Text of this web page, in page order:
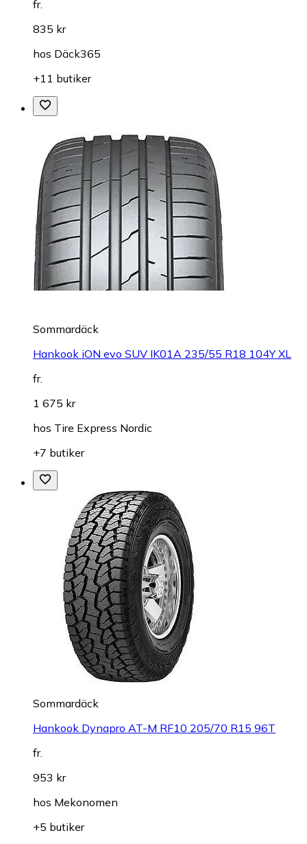
fr.
835 kr
hos Däck365
+11 butiker
Sommardäck
Hankook iON evo SUV IK01A 235/55 R18 104Y XL
fr.
1 675 kr
hos Tire Express Nordic
+7 butiker
Sommardäck
Hankook Dynapro AT-M RF10 205/70 R15 96T
fr.
953 kr
hos Mekonomen
+5 butiker